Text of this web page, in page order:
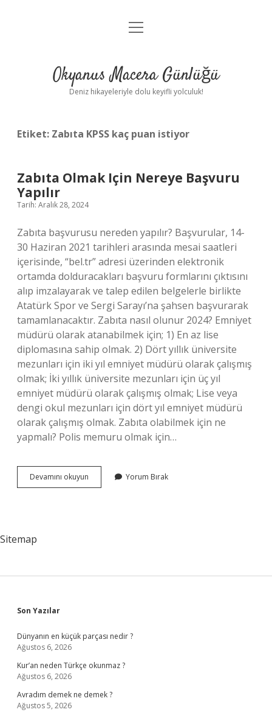
Anasayfa
Yasal Uyarı
menüyü
Okyanus Macera Günlüğü
Deniz hikayeleriyle dolu keyifli yolculuk!
Etiket: Zabıta KPSS kaç puan istiyor
Zabıta Olmak Için Nereye Başvuru
Yapılır
Tarih: Aralık 28, 2024
Zabıta başvurusu nereden yapılır? Başvurular, 14-
30 Haziran 2021 tarihleri ​​arasında mesai saatleri
içerisinde, “bel.tr” adresi üzerinden elektronik
ortamda dolduracakları başvuru formlarını çıktısını
alıp imzalayarak ve talep edilen belgelerle birlikte
Atatürk Spor ve Sergi Sarayı’na şahsen başvurarak
tamamlanacaktır. Zabıta nasıl olunur 2024? Emniyet
müdürü olarak atanabilmek için; 1) En az lise
diplomasına sahip olmak. 2) Dört yıllık üniversite
mezunları için iki yıl emniyet müdürü olarak çalışmış
olmak; İki yıllık üniversite mezunları için üç yıl
emniyet müdürü olarak çalışmış olmak; Lise veya
dengi okul mezunları için dört yıl emniyet müdürü
olarak çalışmış olmak. Zabıta olabilmek için ne
yapmalı? Polis memuru olmak için…
Devamını okuyun
Olmak
Yorum Bırak
Sitemap
Sidebar
Son Yazılar
Dünyanın en küçük parçası nedir ?
Ağustos 6, 2026
Kur’an neden Türkçe okunmaz ?
Ağustos 6, 2026
Avradım demek ne demek ?
Ağustos 5, 2026